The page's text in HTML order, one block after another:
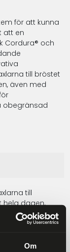
Om
för att kunna
att en
Cordura® och
till bröstet
även med
obegränsad
till
hela dagen,